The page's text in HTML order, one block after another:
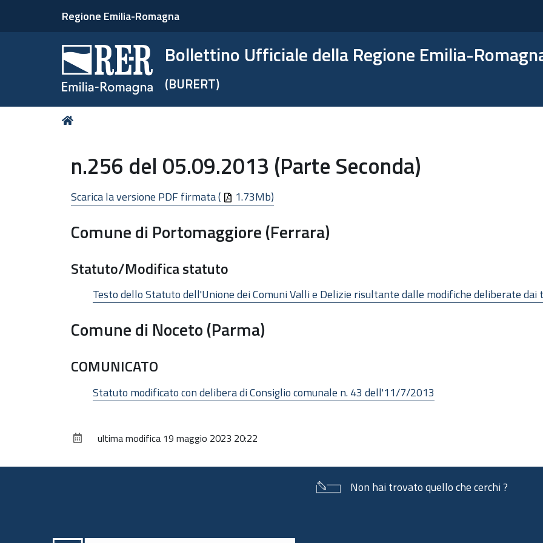
Regione Emilia-Romagna
Bollettino Ufficiale della Regione Emilia-
(BURERT)
Tu
n.256 del 05.09.2013 (Parte Seconda)
Scarica la versione PDF firmata ( 1.73Mb)
Comune di Portomaggiore (Ferrara)
Statuto/Modifica statuto
Testo dello Statuto dell'Unione dei Comuni Valli e Delizie risultante dalle modifiche deliberate
Comune di Noceto (Parma)
COMUNICATO
Statuto modificato con delibera di Consiglio comunale n. 43 dell'11/7/2013
ultima modifica 19 maggio 2023 20:22
Non hai trovato quello che cerchi ?